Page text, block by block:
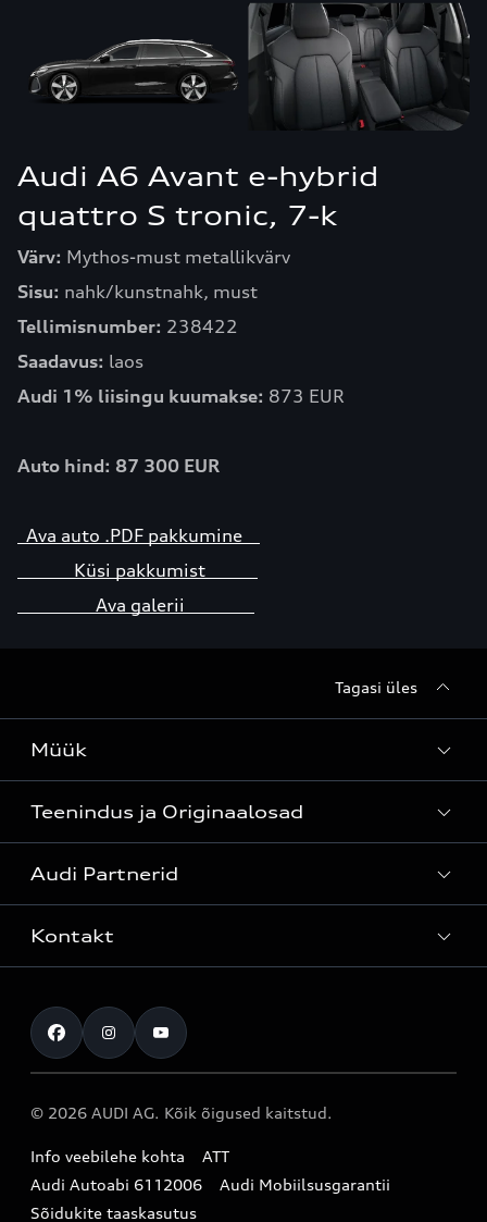
Audi A6 Avant e-hybrid
quattro S tronic, 7-k
Värv: Mythos-must metallikvärv
Sisu: nahk/kunstnahk, must
Tellimisnumber: 238422
Saadavus: laos
Audi 1% liisingu kuumakse: 873 EUR
Auto hind: 87 300 EUR
Ava auto .PDF pakkumine
Küsi pakkumist
Ava galerii
Tagasi üles
Müük
Kõik mudelid
Laoautod
Müügikampaaniad
Audi Liising 1%
Audi konfiguraator (konfiguraator on inglisekeelne)
Teenindus ja Originaalosad
Teenindus
Originaalosad
Garantiitingimused
Audi Partnerid
Audi Tallinn
Pärnu esindus
Audi Tartu
Kontakt
Kontakt
Registreeru proovisõidule
Broneeri teenindus
Infopäring
Audi uudised
© 2026 AUDI AG. Kõik õigused kaitstud.
Info veebilehe kohta
ATT
Audi Autoabi 6112006
Audi Mobiilsusgarantii
Sõidukite taaskasutus